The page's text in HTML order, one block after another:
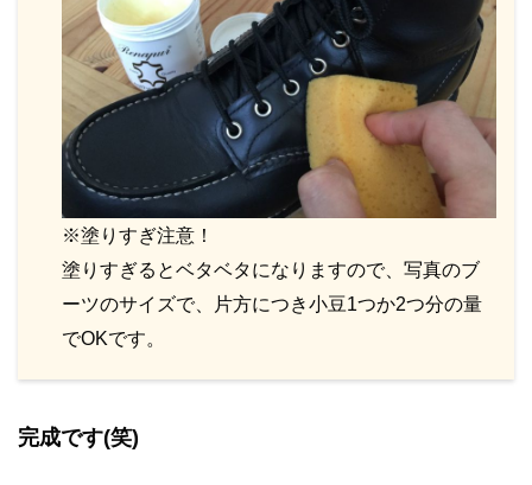
※塗りすぎ注意！
塗りすぎるとベタベタになりますので、写真のブ
ーツのサイズで、片方につき小豆1つか2つ分の量
でOKです。
完成です(笑)